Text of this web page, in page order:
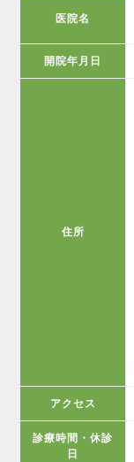
医院名
開院年月日
住所
アクセス
診療時間・休診
日